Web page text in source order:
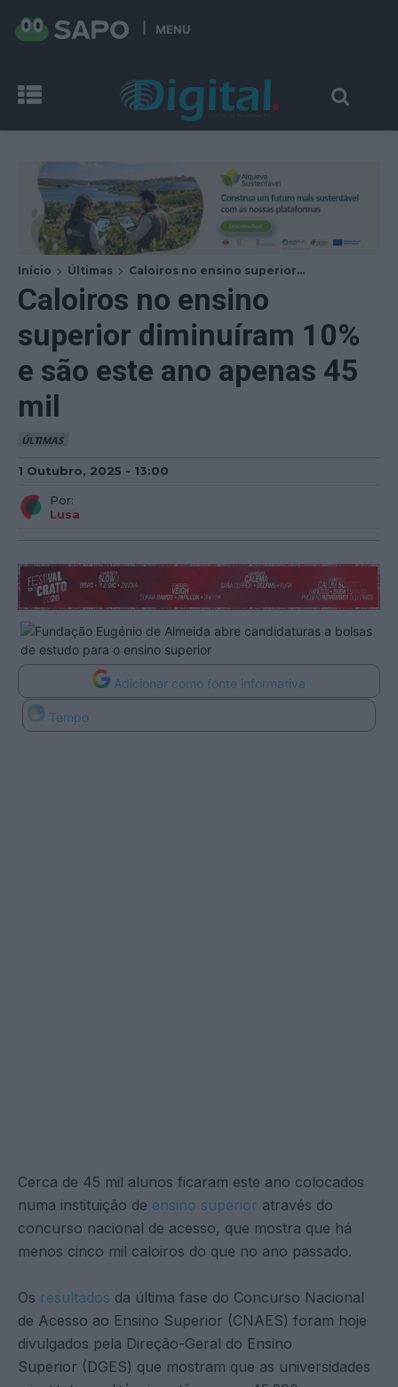
MENU
Início Últimas Caloiros no ensino superior...
Caloiros no ensino
superior diminuíram 10%
e são este ano apenas 45
mil
ÚLTIMAS
1 Outubro, 2025 - 13:00
Por:
Lusa
Adicionar como fonte informativa
Tempo
Cerca de 45 mil alunos ficaram este ano colocados
numa instituição de ensino superior através do
concurso nacional de acesso, que mostra que há
menos cinco mil caloiros do que no ano passado.
Os resultados da última fase do Concurso Nacional
de Acesso ao Ensino Superior (CNAES) foram hoje
divulgados pela Direção-Geral do Ensino
Superior (DGES) que mostram que as universidades